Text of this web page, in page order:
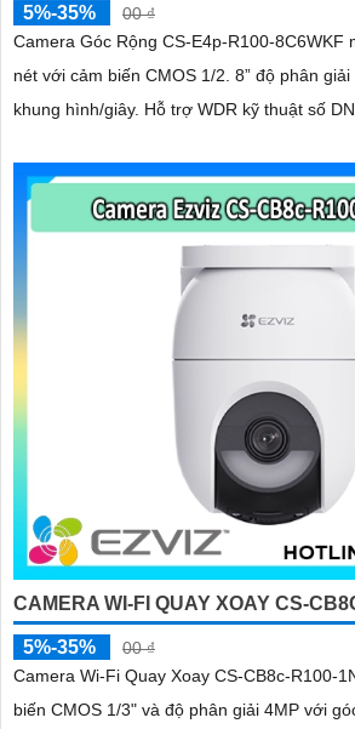
5%-35%
00 ₫
Camera Góc Rộng CS-E4p-R100-8C6WKF
nét với cảm biến CMOS 1/2. 8” độ phân
khung hình/giây. Hỗ trợ WDR kỹ
CAMERA WI-FI QUAY XOAY CS-
5%-35%
00 ₫
Camera Wi-Fi Quay Xoay CS-CB8c-R100-
biến CMOS 1/3" và độ phân giải 4MP với